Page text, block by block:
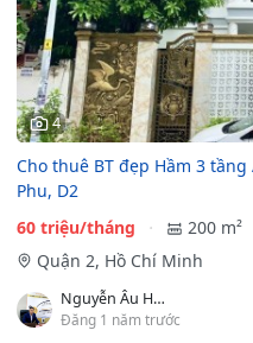
4
Cho thuê BT đẹp Hầm 3
Phu, D2
60 triệu/tháng
200 m²
Quận 2, Hồ Chí Minh
Nguyễn Âu Hoàng Huy
Đăng 1 năm trước